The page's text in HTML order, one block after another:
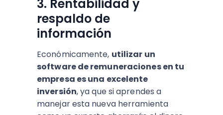
3. Rentabilidad y
respaldo de
información
Económicamente, utilizar un
software de remuneraciones en tu
empresa es una excelente
inversión, ya que si aprendes a
manejar esta nueva herramienta